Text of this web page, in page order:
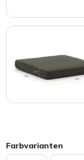
Farbvarianten